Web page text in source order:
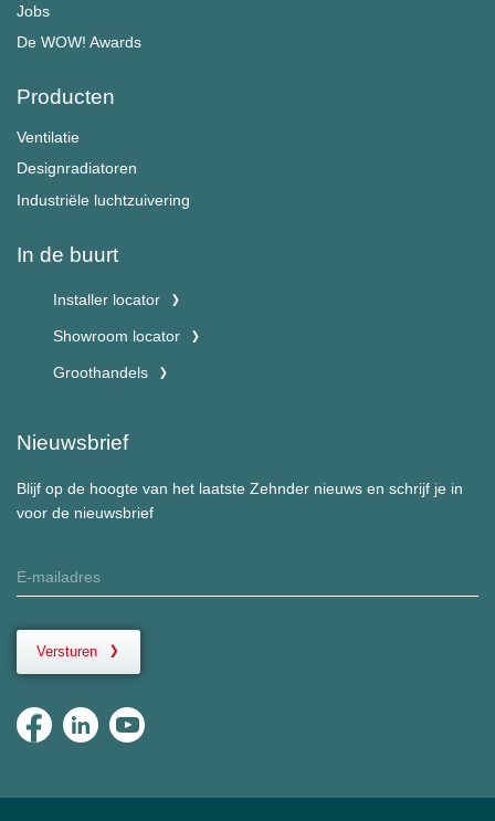
Jobs
De WOW! Awards
Producten
Ventilatie
Designradiatoren
Industriële luchtzuivering
In de buurt
Installer locator
Showroom locator
Groothandels
Nieuwsbrief
Blijf op de hoogte van het laatste Zehnder nieuws en schrijf je in
voor de nieuwsbrief
Versturen